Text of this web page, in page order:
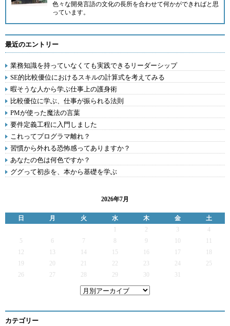
色々な開発言語の文化の長所を合わせて何かができればと思
っています。
最近のエントリー
業務知識を持っていなくても実践できるリーダーシップ
SE的比較優位におけるスキルの計算式を考えてみる
暇そうな人から学ぶ仕事上の護身術
比較優位に学ぶ、仕事が振られる法則
PMが使った魔法の言葉
要件定義工程に入門しました
これってプログラマ離れ？
習慣から外れる恐怖感ってありますか？
あなたの色は何色ですか？
ググって初歩を、本から基礎を学ぶ
2026年7月
日 月 火 水 木 金
土
2 3
4
5
6 7 9
12
13 14 15 16 17
19
20 21 22 23 24
25
26
27 28 29 30 31
カテゴリー